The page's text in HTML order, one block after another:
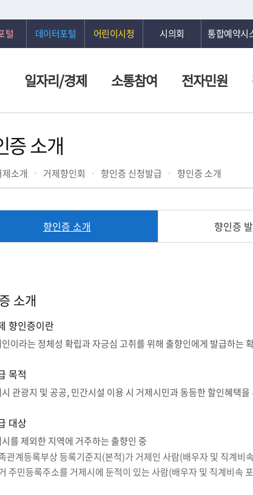
털 데이터포털 어린이시청 시의회 통합예약시
일자리/경제 소통참여 전자민원
증 소개
제소개 거제향인회 향인증 신청발급 향인증 소개
향인증 소개 향인증
소개
향인증이란
이라는 정체성 확립과 자긍심 고취를 위해 출향인에게 발급하는
목적
관광지 및 공공, 민간시설 이용 시 거제시민과 동등한 할인혜택
대상
를 제외한 지역에 거주하는 출향인 중
관계등록부상 등록기준지(본적)가 거제인 사람(배우자 및 직계비
주민등록주소를 거제시에 둔적이 있는 사람(배우자 및 직계비속